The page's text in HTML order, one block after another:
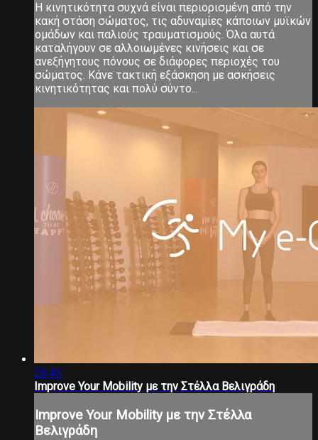
Η κινητικότητα συχνά είναι περιορισμένη από την
κακή στάση σώματος, τις αδυναμίες κάποιων μυϊκών
ομάδων και παλιούς τραυματισμούς. Όλα αυτά
καταλήγουν σε αλλοιωμένες κινήσεις και σε
ανεξήγητους πόνους σε διάφορες περιοχές του
σώματος. Κάνε τακτική εξάσκηση με ασκήσεις
κινητικότητας και πολύ σύντο...
26:43
Improve Your Mobility με την Στέλλα Βελιγράδη
Improve Your Mobility με την Στέλλα
Βελιγράδη